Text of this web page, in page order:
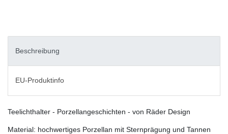
Beschreibung
EU-Produktinfo
Teelichthalter - Porzellangeschichten - von Räder Design
Material: hochwertiges Porzellan mit Sternprägung und Tannen